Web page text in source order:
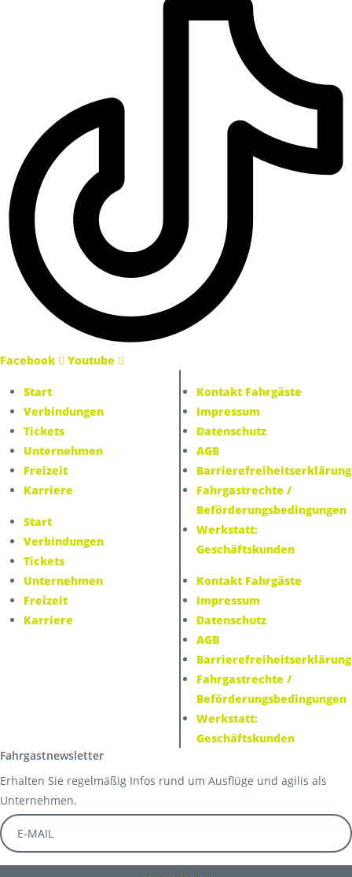
Umwelt & Nachhaltigkeit
Kontakt Fahrgäste
Facebook
Facebook Youtube
Start
Verbindungen
Tickets
Unternehmen
Freizeit
Karriere
Start
Verbindungen
Tickets
Unternehmen
Freizeit
Karriere
Kontakt Fahrgäste
Impressum
Datenschutz
AGB
Barrierefreiheitserklärung
Fahrgastrechte /
Beförderungsbedingungen
Werkstatt:
Geschäftskunden
Kontakt Fahrgäste
Impressum
Datenschutz
AGB
Barrierefreiheitserklärung
Fahrgastrechte /
Beförderungsbedingungen
Werkstatt:
Geschäftskunden
Fahrgastnewsletter
Erhalten Sie regelmäßig Infos rund um Ausflüge und agilis als
Unternehmen.